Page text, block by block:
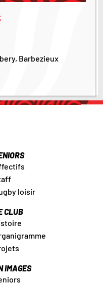
Barbezieux
loisir
CLUB
IMAGES